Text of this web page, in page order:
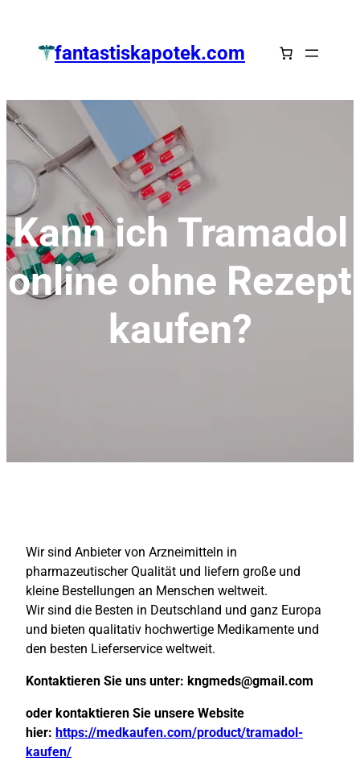
springenfantastiskapotek.com
Kann ich Tramadol
online ohne Rezept
kaufen?
Wir sind Anbieter von Arzneimitteln in
pharmazeutischer Qualität und liefern große und
kleine Bestellungen an Menschen weltweit.
Wir sind die Besten in Deutschland und ganz Europa
und bieten qualitativ hochwertige Medikamente und
den besten Lieferservice weltweit.
Kontaktieren Sie uns unter: kngmeds@gmail.com
oder kontaktieren Sie unsere Website
hier: https://medkaufen.com/product/tramadol-
kaufen/